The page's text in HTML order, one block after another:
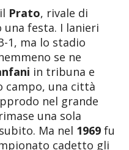
Prato, rivale di
festa. I lanieri
1, ma lo stadio
se ne
in tribuna e
campo, una città
nel grande
una sola
Ma nel 1969 fu
cadetto gli